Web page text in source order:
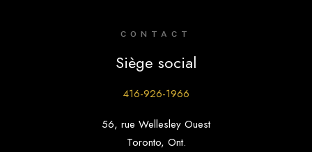
CONTACT
Siège social
416-926-1966
56, rue Wellesley Ouest
Toronto, Ont.